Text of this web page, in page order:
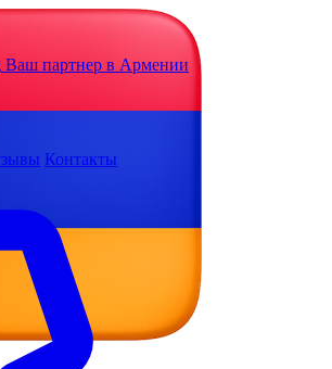
Ваш партнер в Армении
Контакты